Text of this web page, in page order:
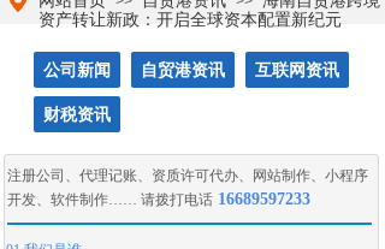
资产转让新政：开启全球资本配置新纪元
公司新闻 自贸港资讯 互联网资讯
财税资讯
注册公司 、 代理记账、 资质许可代办、 网站制作、 小程序
开发、 软件制作…… 请拨打电话 16689597233